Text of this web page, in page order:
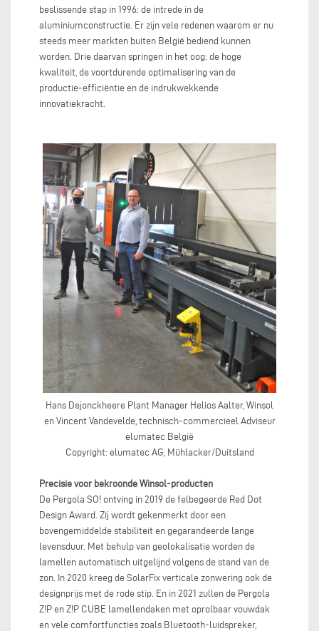
beslissende stap in 1996: de intrede in de
aluminiumconstructie. Er zijn vele redenen waarom er nu
steeds meer markten buiten België bediend kunnen
worden. Drie daarvan springen in het oog: de hoge
kwaliteit, de voortdurende optimalisering van de
productie-efficiëntie en de indrukwekkende
innovatiekracht.
Hans Dejonckheere Plant Manager Helios Aalter, Winsol
en Vincent Vandevelde, technisch-commercieel Adviseur
elumatec België
Copyright: elumatec AG, Mühlacker/Duitsland
Precisie voor bekroonde Winsol-producten
De Pergola SO! ontving in 2019 de felbegeerde Red Dot
Design Award. Zij wordt gekenmerkt door een
bovengemiddelde stabiliteit en gegarandeerde lange
levensduur. Met behulp van geolokalisatie worden de
lamellen automatisch uitgelijnd volgens de stand van de
zon. In 2020 kreeg de SolarFix verticale zonwering ook de
designprijs met de rode stip. En in 2021 zullen de Pergola
Z!P en Z!P CUBE lamellendaken met oprolbaar vouwdak
en vele comfortfuncties zoals Bluetooth-luidspreker,